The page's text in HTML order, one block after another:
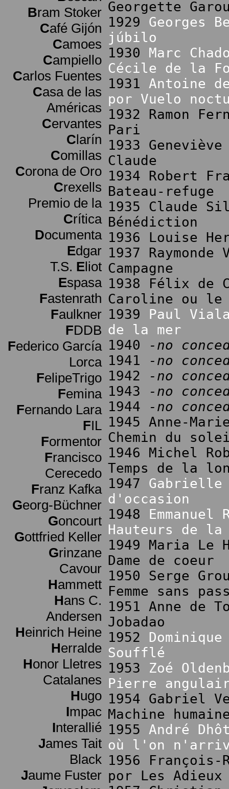
Bram Stoker
Café Gijón
Camoes
Campiello
Carlos Fuentes
Casa de las
Américas
Cervantes
Clarín
Comillas
Corona de Oro
Crexells
Premio de la
Crítica
Documenta
Edgar
T.S. Eliot
Espasa
Fastenrath
Faulkner
FDDB
Federico García
Lorca
FelipeTrigo
Femina
Fernando Lara
FIL
Formentor
Francisco
Cerecedo
Franz Kafka
Georg-Büchner
Goncourt
Gottfried Keller
Grinzane
Cavour
Hammett
Hans C.
Andersen
Heinrich Heine
Herralde
Honor Lletres
Catalanes
Hugo
Impac
Interallié
James Tait
Black
Jaume Fuster
Georgette
1929 Georges
júbilo
1930 Marc
Cécile de la
1931 Antoine
por Vuelo
1932 Ramon
Pari
1933
Claude
1934 Robert
Bateau-refuge
1935 Claude
Bénédiction
1936 Louise
1937
Campagne
1938 Félix de
Caroline ou
1939 Paul
de la mer
1940
-no
1941
-no
1942
-no
1943
-no
1944
-no
1945 Anne-
Chemin du
1946 Michel
Temps de la
1947 Gabrielle
d'occasion
1948
Hauteurs de
1949 Maria Le
Dame de coeur
1950 Serge
Femme sans
1951 Anne de
Jobadao
1952
Soufflé
1953 Zoé
Pierre
1954 Gabriel
Machine
1955 André
où l'on
1956
por Les Adieux